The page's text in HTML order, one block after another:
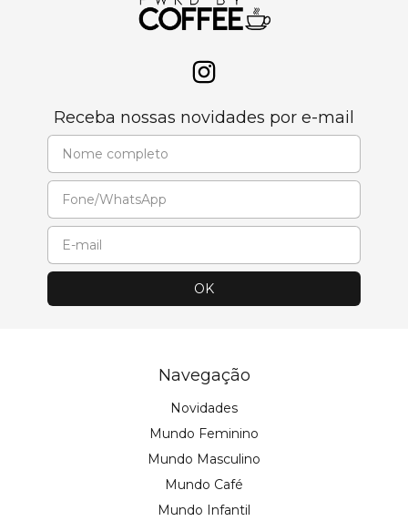
Receba nossas novidades por e-mail
Navegação
Novidades
Mundo Feminino
Mundo Masculino
Mundo Café
Mundo Infantil